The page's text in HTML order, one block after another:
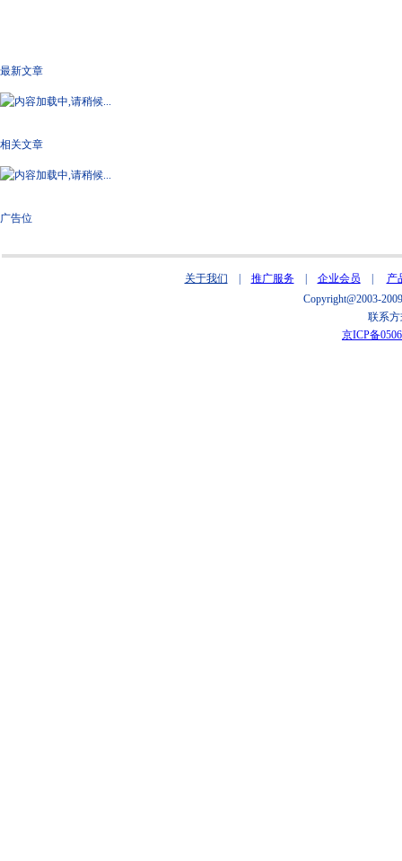
最新文章
相关文章
广告位
关于我们 推广服务| 企业会员
产
Copyright@2003-
联系方
京ICP备